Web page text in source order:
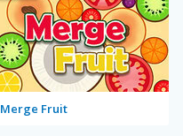
Merge Fruit